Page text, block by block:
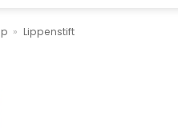
» Lippenstift